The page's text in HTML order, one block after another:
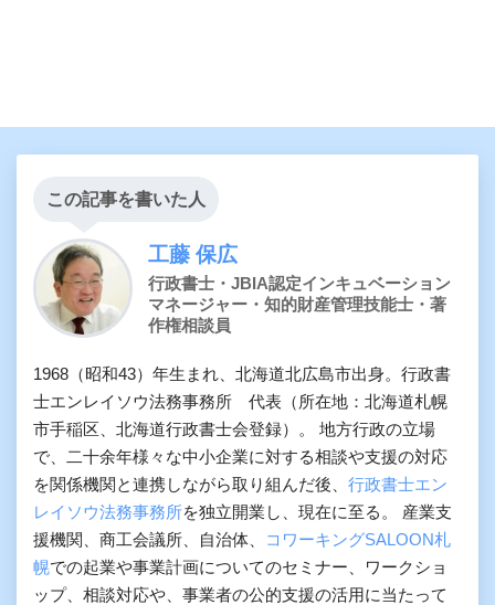
この記事を書いた人
工藤 保広
行政書士・JBIA認定インキュベーション
マネージャー・知的財産管理技能士・著
作権相談員
1968（昭和43）年生まれ、北海道北広島市出身。行政書
士エンレイソウ法務事務所 代表（所在地：北海道札幌
市手稲区、北海道行政書士会登録）。 地方行政の立場
で、二十余年様々な中小企業に対する相談や支援の対応
を関係機関と連携しながら取り組んだ後、 行政書士エン
レイソウ法務事務所を独立開業し、現在に至る。 産業支
援機関、商工会議所、自治体、
コワーキングSALOON札
幌での起業や事業計画についてのセミナー、ワークショ
ップ、相談対応や、事業者の公的支援の活用に当たって